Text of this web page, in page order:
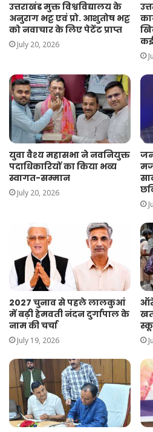
उत्तराखंड मुक्त विश्वविद्यालय के
अनुराग भट्ट एवं प्रो. आशुतोष भट्ट
को नवाचार के लिए पेटेंट प्राप्त
July 20, 2026
युवा वैश्य महासभा ने नवनियुक्त
पदाधिकारियों का किया भव्य
स्वागत-सम्मान
July 20, 2026
2027 चुनाव से पहले लालकुआं
में बढ़ी हेमवती नंदन दुर्गापाल के
नाम की चर्चा
July 19, 2026